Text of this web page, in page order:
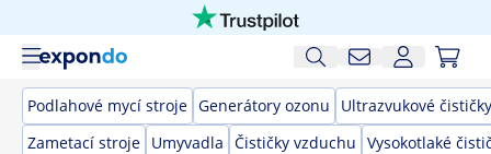
Podlahové mycí stroje Generátory ozonu
Ultrazvukové čističky
Zametací stroje Umyvadla Čističky vzduchu Vysokotlaké